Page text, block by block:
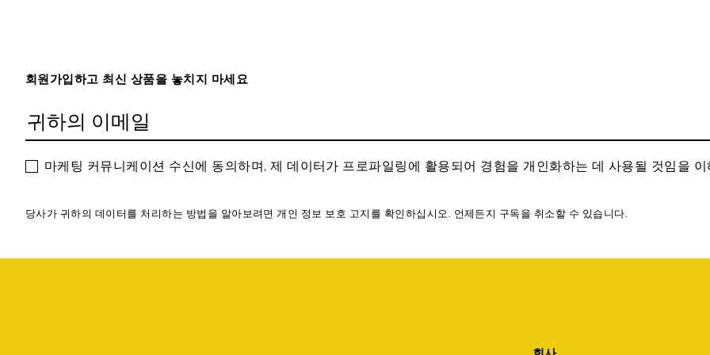
회원가입하고 최신 상품을 놓치지 마세요
마케팅 커뮤니케이션 수신에 동의하며, 제 데이터가 프로파일링에 활용되어 경험을 개인화하는 데 사용될 것임을
당사가 귀하의 데이터를 처리하는 방법을 알아보려면 개인 정보 보호 고지를 확인하십시오. 언제든지 구독을 취소할 수 있습니다.